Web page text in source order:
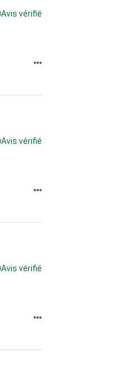
Avis vérifié
Avis vérifié
Avis vérifié